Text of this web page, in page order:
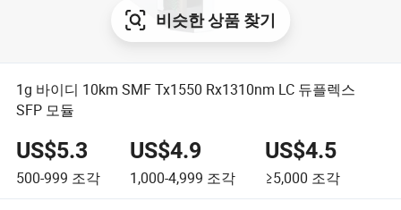
비슷한 상품 찾기
1g 바이디 10km SMF Tx1550 Rx1310nm LC 듀플렉스
SFP 모듈
US$5.3
500-999 조각
US$4.9
1,000-4,999 조각
US$4.5
≥5,000 조각